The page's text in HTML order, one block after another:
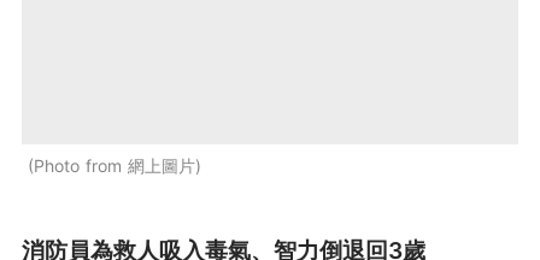
Photo from 網上圖片
消防員為救人吸入毒氣、智力倒退回3歲